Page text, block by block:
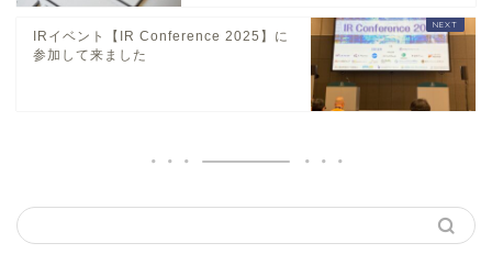
IRイベント【IR Conference 2025】に
参加して来ました